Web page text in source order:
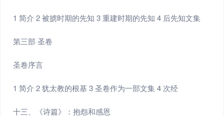
1 简介 2 被掳时期的先知 3 重建时期的先知 4 后先知文集
第三部 圣卷
圣卷序言
1 简介 2 犹太教的根基 3 圣卷作为一部文集 4 次经
十三、《诗篇》：抱怨和感恩